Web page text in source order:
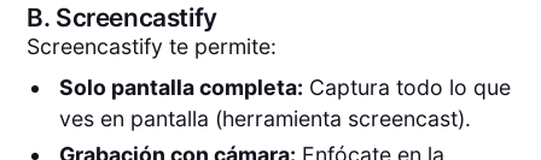
B. Screencastify
Screencastify te permite:
Solo pantalla completa: Captura todo lo que
ves en pantalla (herramienta screencast).
Grabación con cámara: Enfócate en la